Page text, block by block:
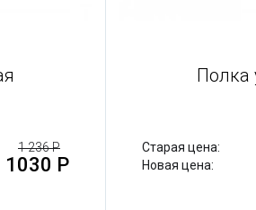
Полка угловая
Старая цена:
1 236 Р
Новая цена:
1030 Р